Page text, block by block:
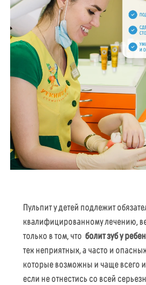
Пульпит у детей подлежит
квалифицированному лечению,
только в том, что болит зуб у
тех неприятных, а часто и
которые возможны и чаще всего
если не отнестись со всей